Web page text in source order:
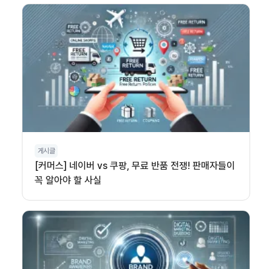
게시글
[커머스] 네이버 vs 쿠팡, 무료 반품 전쟁! 판매자들이
꼭 알아야 할 사실